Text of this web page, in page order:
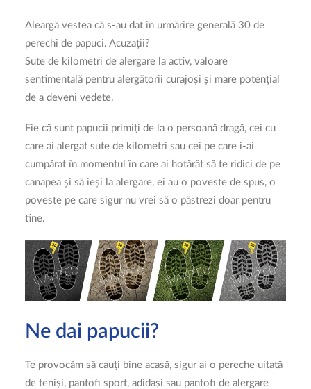
CAUTĂ
LOGIN / REGISTER
Aleargă vestea că s-au dat în urmărire generală 30 de
perechi de papuci. Acuzații?
Sute de kilometri de alergare la activ, valoare
sentimentală pentru alergătorii curajoși și mare potențial
de a deveni vedete.
Fie că sunt papucii primiți de la o persoană dragă, cei cu
care ai alergat sute de kilometri sau cei pe care i-ai
cumpărat în momentul în care ai hotărât să te ridici de pe
canapea și să ieși la alergare, ei au o poveste de spus, o
poveste pe care sigur nu vrei să o păstrezi doar pentru
tine.
Ne dai papucii?
Te provocăm să cauți bine acasă, sigur ai o pereche uitată
de teniși, pantofi sport, adidași sau pantofi de alergare